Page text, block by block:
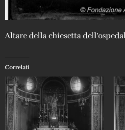
Altare della chiesetta
Correlati